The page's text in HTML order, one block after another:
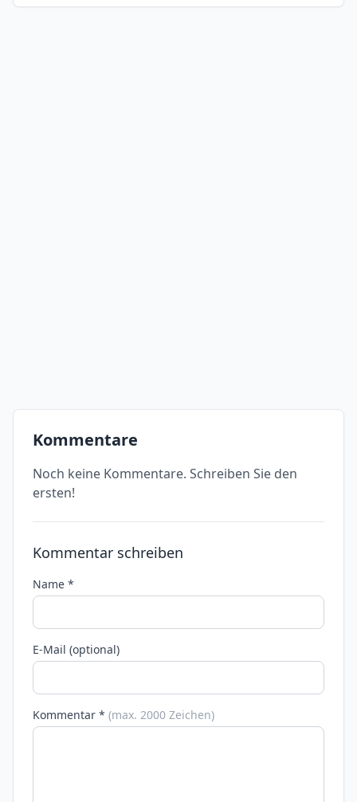
Kommentare
Noch keine Kommentare. Schreiben Sie den
ersten!
Kommentar schreiben
Name *
E-Mail (optional)
Kommentar * (max. 2000 Zeichen)